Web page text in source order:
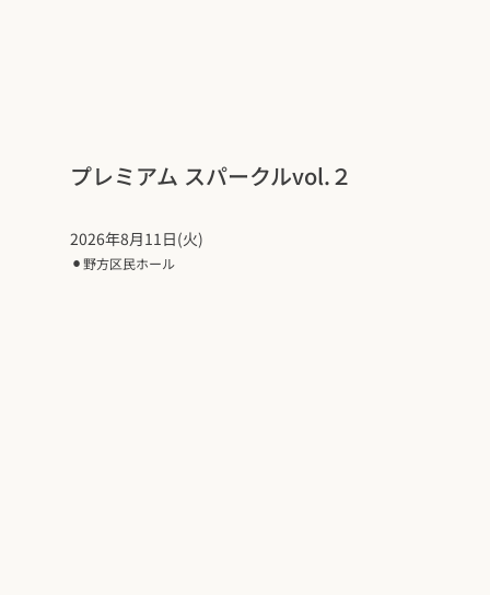
プレミアム スパークルvol.２
2026年8月11日(火)
⚫︎野方区民ホール